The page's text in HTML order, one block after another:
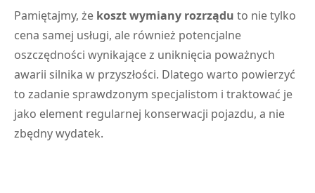
Pamiętajmy, że koszt wymiany rozrządu to nie tylko
cena samej usługi, ale również potencjalne
oszczędności wynikające z uniknięcia poważnych
awarii silnika w przyszłości. Dlatego warto powierzyć
to zadanie sprawdzonym specjalistom i traktować je
jako element regularnej konserwacji pojazdu, a nie
zbędny wydatek.